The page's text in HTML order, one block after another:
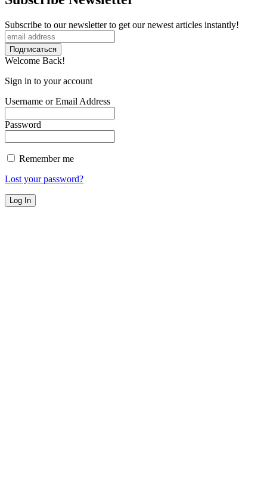
Subscribe to our newsletter to get our newest articles instantly!
Welcome Back!
Sign in to your account
Username or Email Address
Password
Remember me
Lost your password?